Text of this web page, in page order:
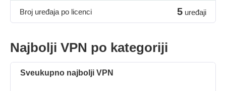
Broj uređaja po licenci 5 uređaji
Najbolji VPN po kategoriji
Sveukupno najbolji VPN